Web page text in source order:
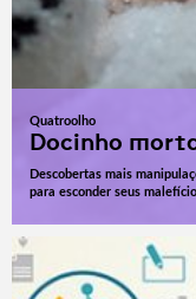
Quatroolho
Docinho
Descobertas mais
para esconder seus